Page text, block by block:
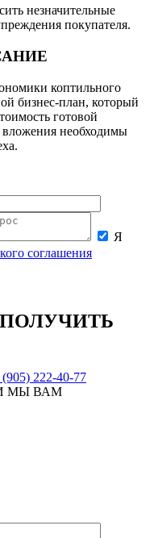
незначительные
покупателя.
коптильного
бизнес-план, который
готовой
вложения необходимы
Я
соглашения
ПОЛУЧИТЬ
222-40-77
МЫ ВАМ